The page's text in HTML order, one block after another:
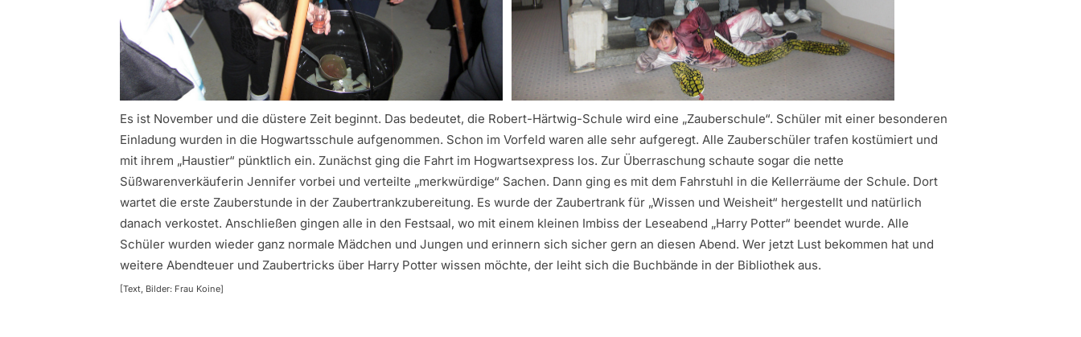
Es ist November und die düstere Zeit beginnt. Das bedeutet, die Robert-Härtwig-Schule wird eine „Zauberschule“. Schüler mit einer besonderen
Einladung wurden in die Hogwartsschule aufgenommen. Schon im Vorfeld waren alle sehr aufgeregt. Alle Zauberschüler trafen kostümiert und
mit ihrem „Haustier“ pünktlich ein. Zunächst ging die Fahrt im Hogwartsexpress los. Zur Überraschung schaute sogar die nette
Süßwarenverkäuferin Jennifer vorbei und verteilte „merkwürdige“ Sachen. Dann ging es mit dem Fahrstuhl in die Kellerräume der Schule. Dort
wartet die erste Zauberstunde in der Zaubertrankzubereitung. Es wurde der Zaubertrank für „Wissen und Weisheit“ hergestellt und natürlich
danach verkostet. Anschließen gingen alle in den Festsaal, wo mit einem kleinen Imbiss der Leseabend „Harry Potter“ beendet wurde. Alle
Schüler wurden wieder ganz normale Mädchen und Jungen und erinnern sich sicher gern an diesen Abend. Wer jetzt Lust bekommen hat und
weitere Abendteuer und Zaubertricks über Harry Potter wissen möchte, der leiht sich die Buchbände in der Bibliothek aus.
[Text, Bilder: Frau Koine]